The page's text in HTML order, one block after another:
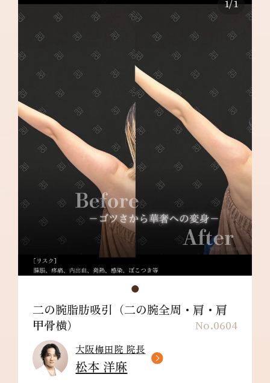
吸引部の皮膚が硬くなる、凹凸になる・効果に
満足できない・施術箇所の知覚の麻痺・鈍さ、
しびれ・皮膚の色素沈着など
肩：¥148,000～
リスク/副作用：だるさ・熱感・頭痛・蕁麻
疹・痒み・むくみ・発熱・咳・冷や汗・胸痛・
吸引部の皮膚が硬くなる、凹凸になる・効果に
満足できない・施術箇所の知覚の麻痺・鈍さ、
しびれ・皮膚の色素沈着などを生じることがあ
ります。
肩甲骨横：¥198,000～
リスク/副作用：だるさ・熱感・頭痛・蕁麻
疹・痒み・むくみ・発熱・咳・冷や汗・胸痛・
吸引部の皮膚が硬くなる、凹凸になる・効果に
満足できない・施術箇所の知覚の麻痺・鈍さ、
しびれ・皮膚の色素沈着などを生じることがあ
ります。
1/1
No.0604
二の腕脂肪吸引（二の腕全周・肩・肩
甲骨横）
大阪梅田院 院長
松本 洋麻